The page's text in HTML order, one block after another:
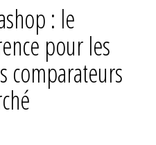
: le
pour les
comparateurs